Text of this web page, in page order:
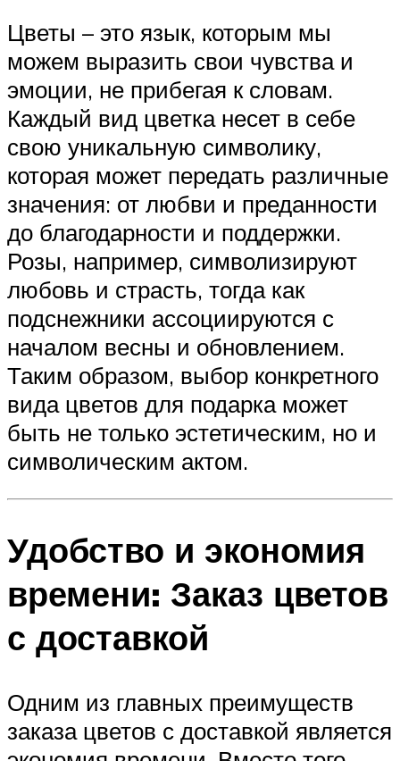
Цветы – это язык, которым мы
можем выразить свои чувства и
эмоции, не прибегая к словам.
Каждый вид цветка несет в себе
свою уникальную символику,
которая может передать различные
значения: от любви и преданности
до благодарности и поддержки.
Розы, например, символизируют
любовь и страсть, тогда как
подснежники ассоциируются с
началом весны и обновлением.
Таким образом, выбор конкретного
вида цветов для подарка может
быть не только эстетическим, но и
символическим актом.
Удобство и экономия
времени: Заказ цветов
с доставкой
Одним из главных преимуществ
заказа цветов с доставкой является